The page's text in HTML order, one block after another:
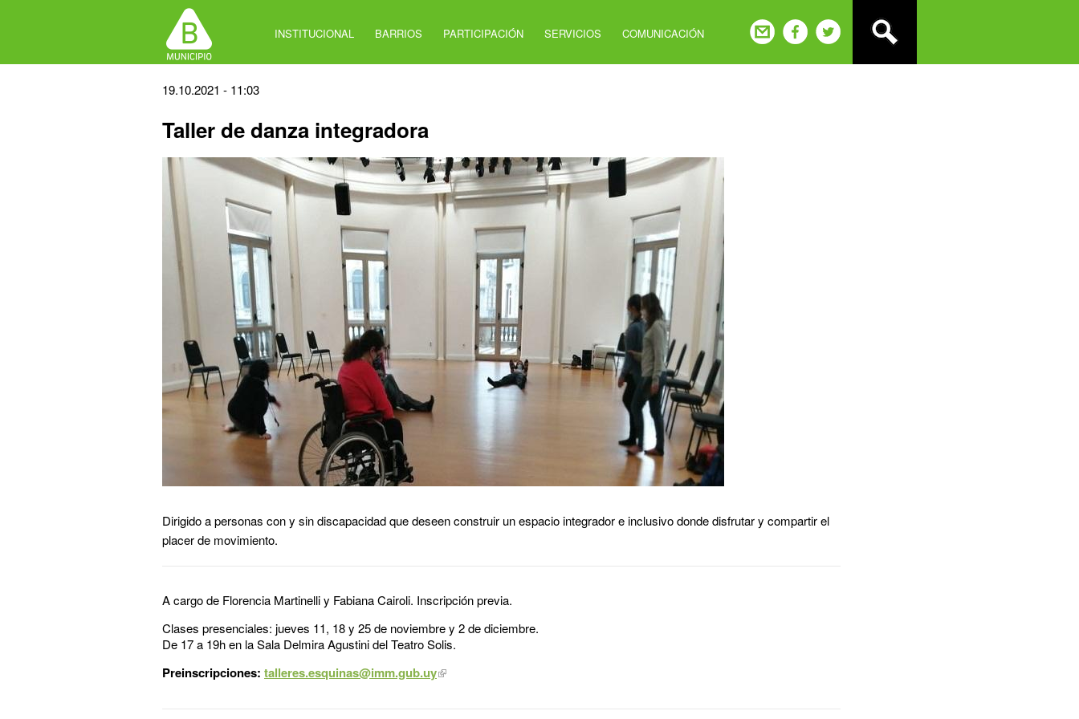
INSTITUCIONAL BARRIOS PARTICIPACIÓN SERVICIOS COMUNICACIÓN
Back
top
19.10.2021 - 11:03
Taller de danza integradora
Dirigido a personas con y sin discapacidad que deseen construir un espacio integrador e inclusivo donde disfrutar y compartir el
placer de movimiento.
A cargo de Florencia Martinelli y Fabiana Cairoli. Inscripción previa.
Clases presenciales: jueves 11, 18 y 25 de noviembre y 2 de diciembre.
De 17 a 19h en la Sala Delmira Agustini del Teatro Solis.
Preinscripciones: talleres.esquinas@imm.gub.uy